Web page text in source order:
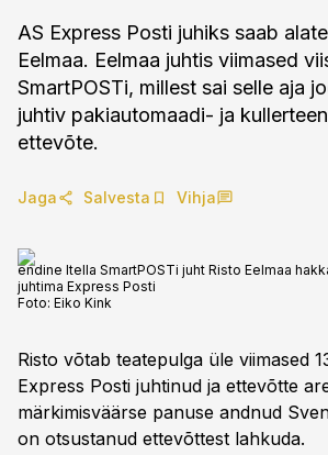
AS Express Posti juhiks saab
Eelmaa. Eelmaa juhtis viimased
SmartPOSTi, millest sai selle aja
juhtiv pakiautomaadi- ja
ettevõte.
Jaga Salvesta Vihja
endine Itella SmartPOSTi juht Risto Eelmaa
juhtima Express Posti
Foto: Eiko Kink
Risto võtab teatepulga üle viimased
Express Posti juhtinud ja ettevõtte
märkimisväärse panuse andnud
on otsustanud ettevõttest lahkuda.